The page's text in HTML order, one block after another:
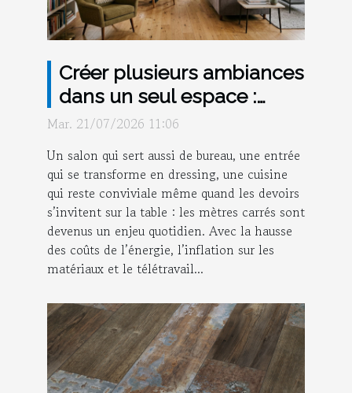
Créer plusieurs ambiances
dans un seul espace :
mission possible ?
Mar. 21/07/2026 11:06
Un salon qui sert aussi de bureau, une entrée
qui se transforme en dressing, une cuisine
qui reste conviviale même quand les devoirs
s’invitent sur la table : les mètres carrés sont
devenus un enjeu quotidien. Avec la hausse
des coûts de l’énergie, l’inflation sur les
matériaux et le télétravail...